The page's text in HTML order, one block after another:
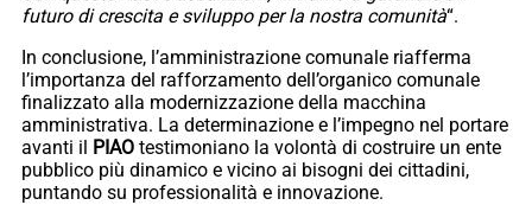
futuro di crescita e sviluppo per la nostra comunità“.
In conclusione, l’amministrazione comunale riafferma
l’importanza del rafforzamento dell’organico comunale
finalizzato alla modernizzazione della macchina
amministrativa. La determinazione e l’impegno nel portare
avanti il PIAO testimoniano la volontà di costruire un ente
pubblico più dinamico e vicino ai bisogni dei cittadini,
puntando su professionalità e innovazione.